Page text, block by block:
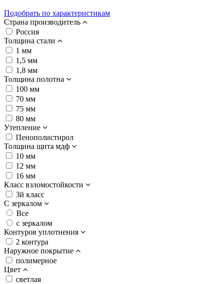
Подобрать по характеристикам
Страна производитель
Россия
Толщина стали
1 мм
1,5 мм
1,8 мм
Толщина полотна
100 мм
70 мм
75 мм
80 мм
Утепление
Пенополистирол
Толщина щита мдф
10 мм
12 мм
16 мм
Класс взломостойкости
3й класс
С зеркалом
Все
с зеркалом
Контуров уплотнения
2 контура
Наружное покрытие
полимерное
Цвет
светлая